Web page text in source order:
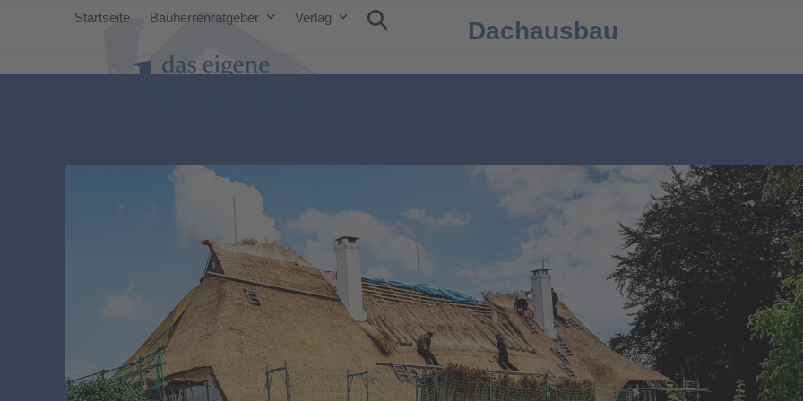
Startseite Bauherrenratgeber Verlag Dachausbau